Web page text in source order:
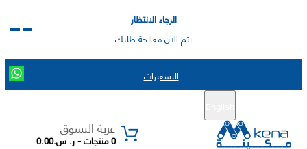
الرجاء الانتظار
يتم الان معالجة طلبك
التسعيرات
عربة التسوق
0 منتجات - ر. س.0.00